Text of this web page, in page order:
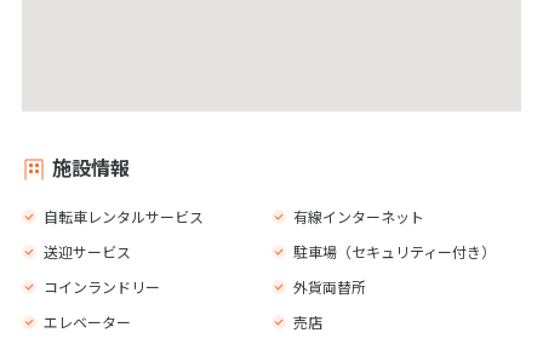
施設情報
自転車レンタルサービス
有線インターネット
送迎サービス
駐車場（セキュリティー付き）
コインランドリー
外貨両替所
エレベーター
売店